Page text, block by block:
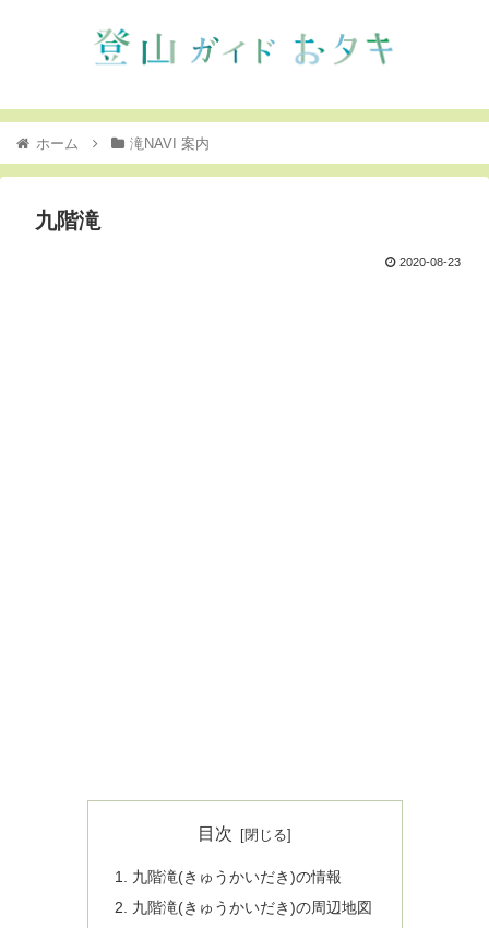
ホーム 滝NAVI 案内
九階滝
2020-08-23
目次
九階滝(きゅうかいだき)の情報
九階滝(きゅうかいだき)の周辺地図